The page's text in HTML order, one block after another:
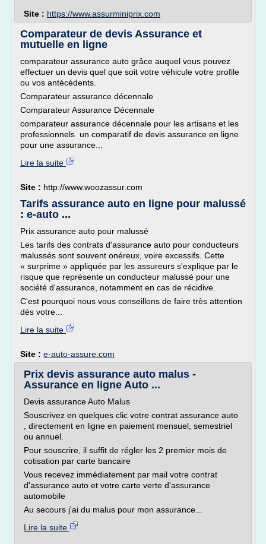
Site : https://www.assurminiprix.com
Comparateur de devis Assurance et
mutuelle en ligne
comparateur assurance auto grâce auquel vous pouvez
effectuer un devis quel que soit votre véhicule votre profile
ou vos antécédents.
Comparateur assurance décennale
Comparateur Assurance Décennale
comparateur assurance décennale pour les artisans et les
professionnels un comparatif de devis assurance en ligne
pour une assurance...
Lire la suite
Site : http://www.woozassur.com
Tarifs assurance auto en ligne pour malussé
: e-auto ...
Prix assurance auto pour malussé
Les tarifs des contrats d'assurance auto pour conducteurs
malussés sont souvent onéreux, voire excessifs. Cette
« surprime » appliquée par les assureurs s'explique par le
risque que représente un conducteur malussé pour une
société d'assurance, notamment en cas de récidive.
C'est pourquoi nous vous conseillons de faire très attention
dès votre...
Lire la suite
Site : e-auto-assure.com
Prix devis assurance auto malus -
Assurance en ligne Auto ...
Devis assurance Auto Malus
Souscrivez en quelques clic votre contrat assurance auto
, directement en ligne en paiement mensuel, semestriel
ou annuel.
Pour souscrire, il suffit de régler les 2 premier mois de
cotisation par carte bancaire
Vous recevez immédiatement par mail votre contrat
d'assurance auto et votre carte verte d'assurance
automobile
Au secours j'ai du malus pour mon assurance...
Lire la suite